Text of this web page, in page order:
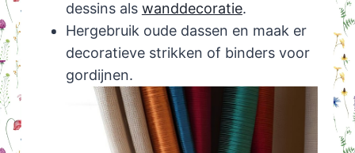
dessins als wanddecoratie.
Hergebruik oude dassen en maak er
decoratieve strikken of binders voor
gordijnen.